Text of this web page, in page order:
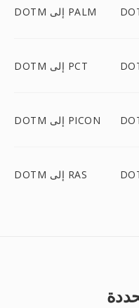
DOTM إلى PALM
DOTM إلى PCT
DOTM إلى PICON
DOTM إلى RAS